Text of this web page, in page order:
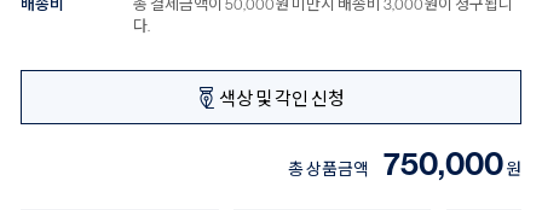
다.
색상 및 각인 신청
총 상품금액 750,000원